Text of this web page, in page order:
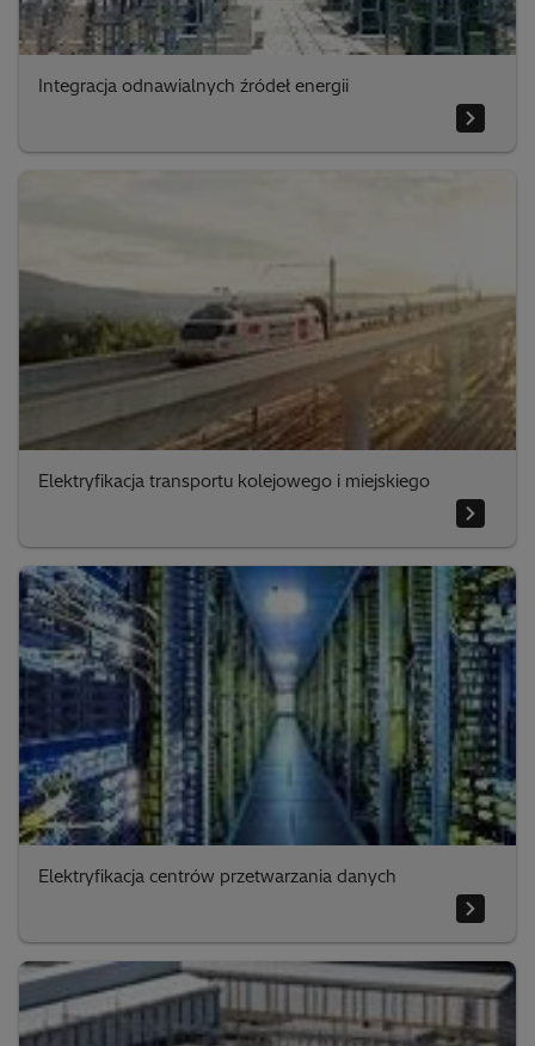
Integracja odnawialnych źródeł energii
Elektryfikacja transportu kolejowego i miejskiego
Elektryfikacja centrów przetwarzania danych